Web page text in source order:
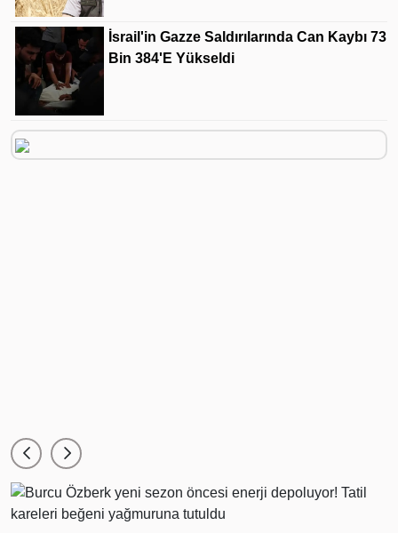
İsrail'in Gazze Saldırılarında Can Kaybı 73
Bin 384'e Yükseldi